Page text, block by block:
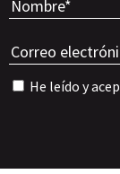
He leído y